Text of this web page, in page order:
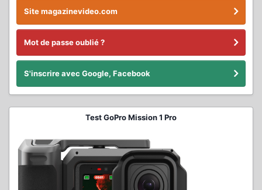
Site magazinevideo.com
Mot de passe oublié ?
S'inscrire avec Google, Facebook
Test GoPro Mission 1 Pro